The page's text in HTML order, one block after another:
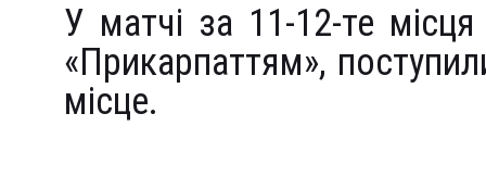
У матчі за 11-12-те
«Прикарпаттям»,
місце.